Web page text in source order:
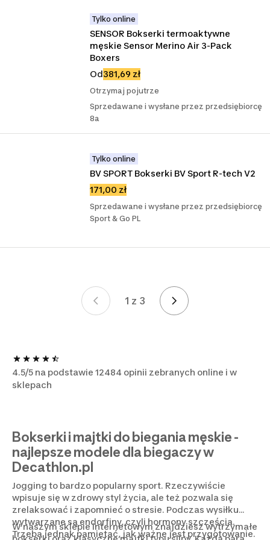
Tylko online
SENSOR Bokserki termoaktywne
męskie Sensor Merino Air 3-Pack
Boxers
Od381,69 zł
Otrzymaj pojutrze
Sprzedawane i wysłane przez przedsiębiorcę
8a
Tylko online
BV SPORT Bokserki BV Sport R-tech V2
171,00 zł
Sprzedawane i wysłane przez przedsiębiorcę
Sport & Go PL
1 z 3Strona 1 z 3
4.5/5 na podstawie 12484 opinii zebranych online i w
sklepach
Bokserki i majtki do biegania męskie -
najlepsze modele dla biegaczy w
Decathlon.pl
Jogging to bardzo popularny sport. Rzeczywiście
wpisuje się w zdrowy styl życia, ale też pozwala się
zrelaksować i zapomnieć o stresie. Podczas wysiłku
wytwarzane są endorfiny, czyli hormony szczęścia.
Trzeba jednak pamiętać, jak ważne jest przygotowanie.
W naszym sklepie internetowym znajdziesz wytrzymałe